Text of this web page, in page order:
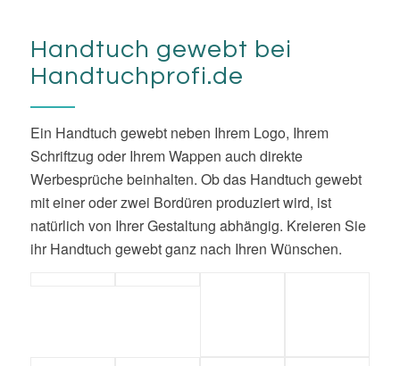
Handtuch gewebt bei
Handtuchprofi.de
Ein Handtuch gewebt neben Ihrem Logo, Ihrem
Schriftzug oder Ihrem Wappen auch direkte
Werbesprüche beinhalten. Ob das Handtuch gewebt
mit einer oder zwei Bordüren produziert wird, ist
natürlich von Ihrer Gestaltung abhängig. Kreieren Sie
ihr Handtuch gewebt ganz nach Ihren Wünschen.